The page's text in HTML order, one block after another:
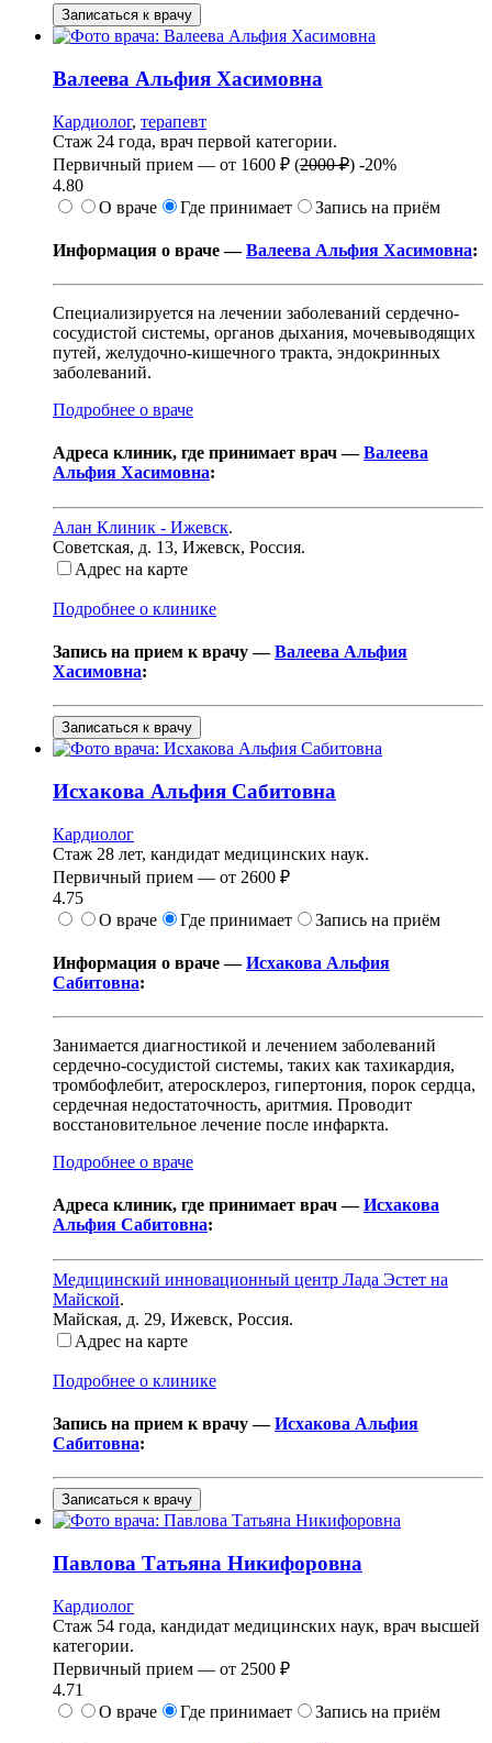
Записаться к врачу
Валеева Альфия Хасимовна
Кардиолог, терапевт
Стаж 24 года, врач первой категории.
Первичный прием — от 1600 ₽ (2000 ₽) -20%
4.80
О враче
Где принимает Запись на приём
Информация о враче —Валеева Альфия Хасимовна:
Специализируется на лечении заболеваний сердечно-
сосудистой системы, органов дыхания, мочевыводящих
путей, желудочно-кишечного тракта, эндокринных
заболеваний.
Подробнее о враче
Адреса клиник, где принимает врач —Валеева
Альфия Хасимовна:
Алан Клиник - Ижевск.
Советская, д. 13, Ижевск, Россия.
Адрес на карте
Подробнее о клинике
Запись на прием к врачу —Валеева Альфия
Хасимовна:
Записаться к врачу
Исхакова Альфия Сабитовна
Кардиолог
Стаж 28 лет, кандидат медицинских наук.
Первичный прием — от 2600 ₽
4.75
О враче
Где принимает Запись на приём
Информация о враче —Исхакова Альфия
Сабитовна:
Занимается диагностикой и лечением заболеваний
сердечно-сосудистой системы, таких как тахикардия,
тромбофлебит, атеросклероз, гипертония, порок сердца,
сердечная недостаточность, аритмия. Проводит
восстановительное лечение после инфаркта.
Подробнее о враче
Адреса клиник, где принимает врач —Исхакова
Альфия Сабитовна:
Медицинский инновационный центр Лада Эстет на
Майской.
Майская, д. 29, Ижевск, Россия.
Адрес на карте
Подробнее о клинике
Запись на прием к врачу —Исхакова Альфия
Сабитовна:
Записаться к врачу
Павлова Татьяна Никифоровна
Кардиолог
Стаж 54 года, кандидат медицинских наук, врач высшей
категории.
Первичный прием — от 2500 ₽
4.71
О враче
Где принимает Запись на приём